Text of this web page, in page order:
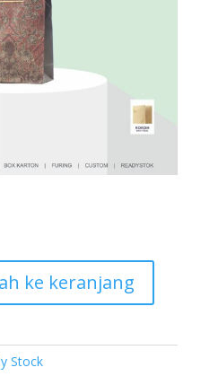
ke keranjang
Stock